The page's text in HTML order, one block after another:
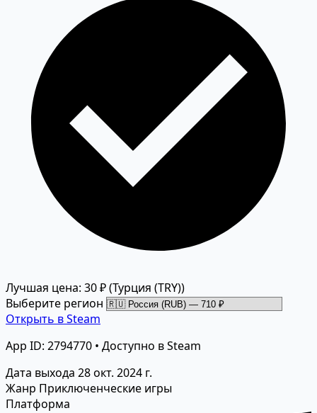
Лучшая цена: 30 ₽(Турция (TRY))
Выберите регион
Открыть в Steam
App ID: 2794770 • Доступно в Steam
Дата выхода 28 окт. 2024 г.
Жанр Приключенческие игры
Платформа